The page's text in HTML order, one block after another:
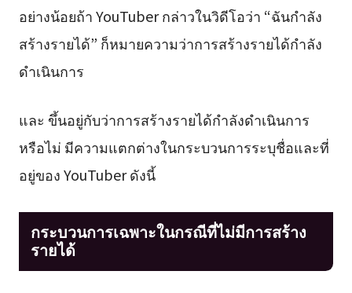
อย่างน้อยถ้า YouTuber กล่าวในวิดีโอว่า “ฉันกำลัง
สร้างรายได้” ก็หมายความว่าการสร้างรายได้กำลัง
ดำเนินการ
และ ขึ้นอยู่กับว่าการสร้างรายได้กำลังดำเนินการ
หรือไม่ มีความแตกต่างในกระบวนการระบุชื่อและที่
อยู่ของ YouTuber ดังนี้
กระบวนการเฉพาะในกรณีที่ไม่มีการสร้าง
รายได้